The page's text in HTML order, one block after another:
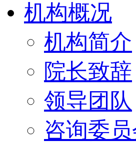
机构概况
机构简介
院长致辞
领导团队
咨询委